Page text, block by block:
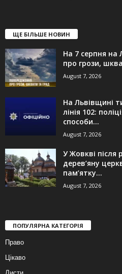
ЩЕ БІЛЬШЕ НОВИН
На 7 серпня на
про грози,
August 7, 2026
На Львівщині
лінія 102:
способи...
August 7, 2026
У Жовкві після
дерев’яну
пам’ятку...
August 7, 2026
ПОПУЛЯРНА КАТЕГОРІЯ
Право
Цікаво